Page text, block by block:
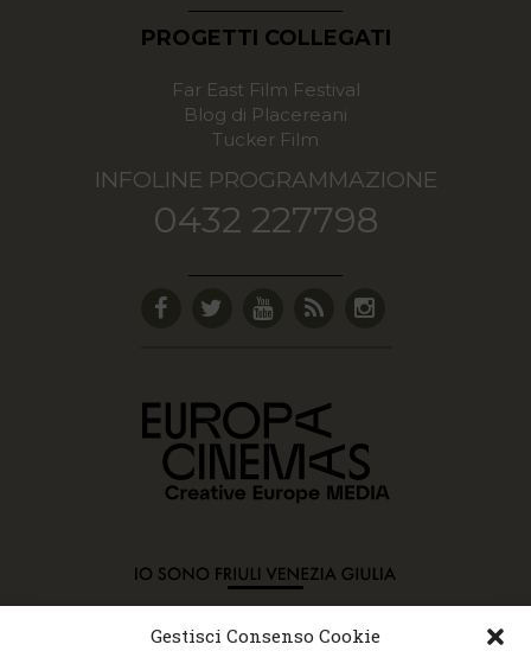
Gestisci Consenso Cookie
PROGETTI COLLEGATI
Far East Film Festival
Blog di Placereani
Tucker Film
INFOLINE PROGRAMMAZIONE
0432 227798